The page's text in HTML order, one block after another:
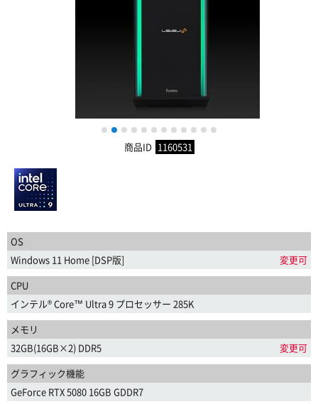
1 2 3 4 5 6 7 8 9 10 11
商品ID 1160531
OS
Windows 11 Home [DSP版]
変更可
CPU
インテル® Core™ Ultra 9 プロセッサー 285K
メモリ
32GB(16GB×2) DDR5
変更可
グラフィック機能
GeForce RTX 5080 16GB GDDR7